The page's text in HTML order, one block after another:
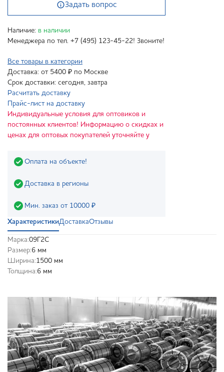
Задать вопрос
Наличие: в наличии
Менеджера по тел. +7 (495) 123-45-22! Звоните!
Все товары в категории
Доставка: от 5400 ₽ по Москве
Срок доставки: сегодня, завтра
Расчитать доставку
Прайс-лист на доставку
Индивидуальные условия для оптовиков и
постоянных клиентов! Информацию о скидках и
ценах для оптовых покупателей уточняйте у
Оплата на объекте!
Доставка в регионы
Мин. заказ от 10000 ₽
ХарактеристикиДоставкаОтзывы
Марка:09Г2С
Размер:6 мм
Ширина:1500 мм
Толщина:6 мм